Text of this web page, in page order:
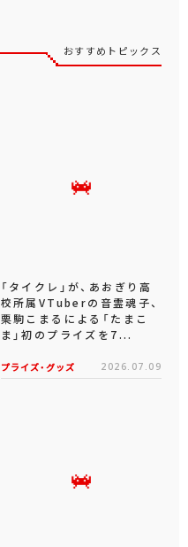
おすすめトピックス
「タイクレ」が、あおぎり高
校所属VTuberの音霊魂子、
栗駒こまるによる「たまこ
ま」初のプライズを7...
プライズ・グッズ 2026.07.09